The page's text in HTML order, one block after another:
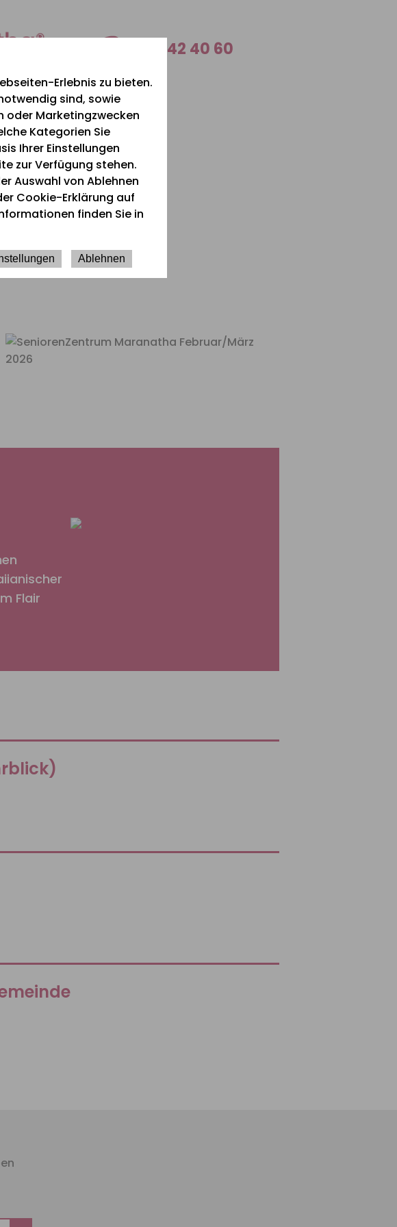
Erlebnis zu bieten.
sind, sowie
oder Marketingzwecken
Kategorien Sie
Ihrer Einstellungen
zur Verfügung stehen.
Auswahl von Ablehnen
Cookie-Erklärung auf
finden Sie in
Ablehnen
0 26 42 40 60
2026
Flair